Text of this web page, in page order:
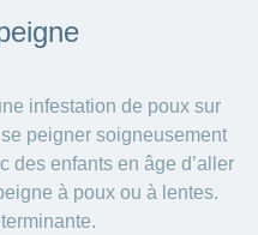
infestation de poux sur
peigner soigneusement
des enfants en âge d’aller
à poux ou à lentes.